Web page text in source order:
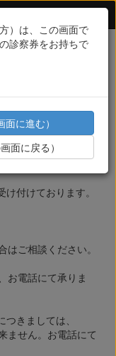
オンライン予約
ません。
が必要と判断された
問い合わせ下さい。
付けております。
ご相談ください。
お電話にて承りま
きましては、
ません。お電話にて
）は、この画面で
診察券をお持ちで
に進む）
面に戻る）